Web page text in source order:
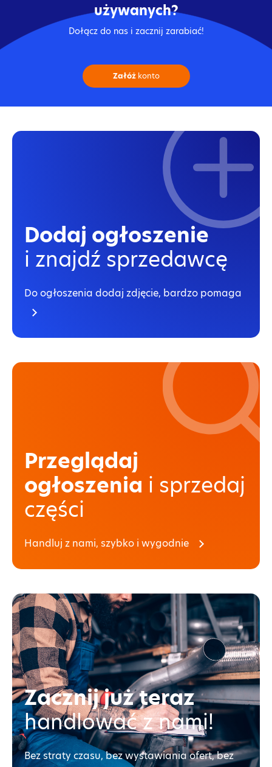
używanych?
Dołącz do nas i zacznij zarabiać!
Załóżkonto
Dodaj ogłoszenie
i znajdź sprzedawcę
Do ogłoszenia dodaj zdjęcie, bardzo pomaga
Przeglądaj
ogłoszenia i sprzedaj
części
Handluj z nami, szybko i wygodnie
Zacznij już teraz
handlować z nami!
Bez straty czasu, bez wystawiania ofert, bez